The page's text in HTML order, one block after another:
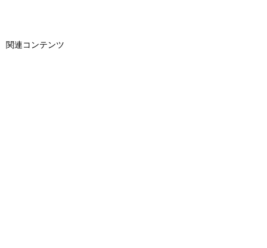
関連コンテンツ